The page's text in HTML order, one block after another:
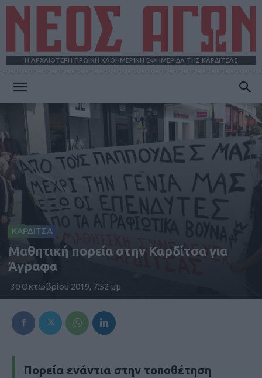
Η ΑΡΧΑΙΟΤΕΡΗ ΠΡΩΪΝΗ ΚΑΘΗΜΕΡΙΝΗ ΕΦΗΜΕΡΙΔΑ ΤΗΣ ΚΑΡΔΙΤΣΑΣ
ΑΓΩΝ
ΚΑΡΔΙΤΣΑ
Μαθητική πορεία στην Καρδίτσα για
Άγραφα
30 Οκτωβρίου 2019, 7:52 μμ
Πορεία ενάντια στην τοποθέτηση